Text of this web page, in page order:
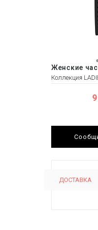
Женские
Коллекция
ДОСТАВКА